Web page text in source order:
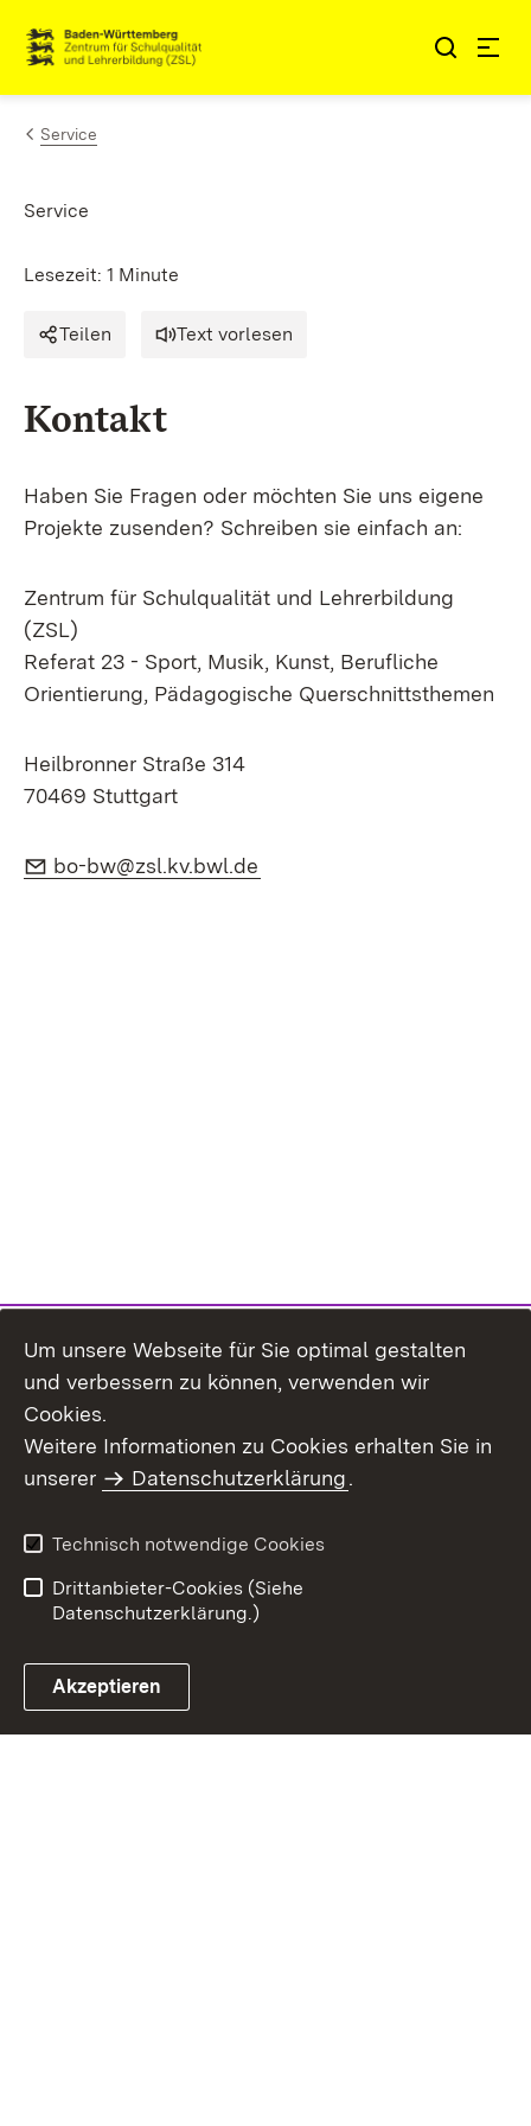
Zum Inhalt springen
Link zur Startseite
Service
Service
Lesezeit: 1 Minute
Teilen Text vorlesen
Kontakt
Haben Sie Fragen oder möchten Sie uns eigene
Projekte zusenden? Schreiben sie einfach an:
Zentrum für Schulqualität und Lehrerbildung
(ZSL)
Referat 23 - Sport, Musik, Kunst, Berufliche
Orientierung, Pädagogische Querschnittsthemen
Heilbronner Straße 314
70469 Stuttgart
E-Mail:
bo-bw@zsl.kv.bwl.de
Benutzungshinweise
Erklärung zur
Um unsere Webseite für Sie optimal gestalten
und verbessern zu können, verwenden wir
Cookies.
Weitere Informationen zu Cookies erhalten Sie in
unserer
Datenschutzerklärung.
Technisch notwendige Cookies
Drittanbieter-Cookies (Siehe
Datenschutzerklärung.)
Akzeptieren